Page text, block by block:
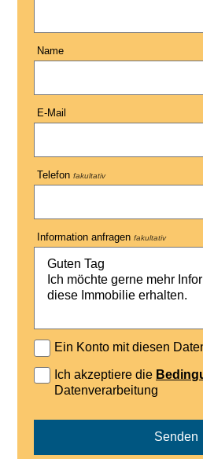
Name
E-Mail
Telefon fakultativ
Information anfragen fakultativ
Ein Konto mit diesen
Ich akzeptiere die
Datenverarbeitung
Senden